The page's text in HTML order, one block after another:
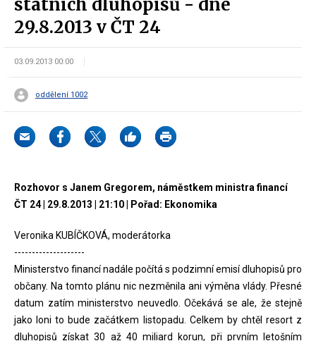
státních dluhopisů - dne
29.8.2013 v ČT 24
03.09.2013 00:00
oddělení 1002
Rozhovor s Janem Gregorem, náměstkem ministra financí
ČT 24 | 29.8.2013 | 21:10 | Pořad: Ekonomika
Veronika KUBÍČKOVÁ, moderátorka
--------------------
Ministerstvo financí nadále počítá s podzimní emisí dluhopisů pro
občany. Na tomto plánu nic nezměnila ani výměna vlády. Přesné
datum zatím ministerstvo neuvedlo. Očekává se ale, že stejně
jako loni to bude začátkem listopadu. Celkem by chtěl resort z
dluhopisů získat 30 až 40 miliard korun, při prvním letošním